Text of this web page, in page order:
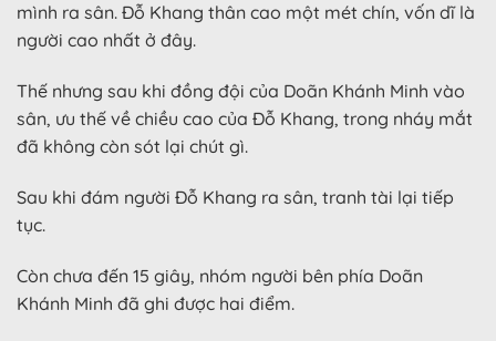
mình ra sân. Đỗ Khang thân cao một mét chín, vốn dĩ là
người cao nhất ở đây.
Thế nhưng sau khi đồng đội của Doãn Khánh Minh vào
sân, ưu thế về chiều cao của Đỗ Khang, trong nháy mắt
đã không còn sót lại chút gì.
Sau khi đám người Đỗ Khang ra sân, tranh tài lại tiếp
tục.
Còn chưa đến 15 giây, nhóm người bên phía Doãn
Khánh Minh đã ghi được hai điểm.